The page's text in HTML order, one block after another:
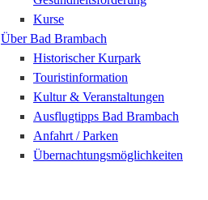
Kurse
Über Bad Brambach
Historischer Kurpark
Touristinformation
Kultur & Veranstaltungen
Ausflugtipps Bad Brambach
Anfahrt / Parken
Übernachtungsmöglichkeiten